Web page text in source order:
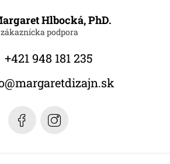
Hlbocká, PhD.
+421 948 181 235
@margaretdizajn.sk